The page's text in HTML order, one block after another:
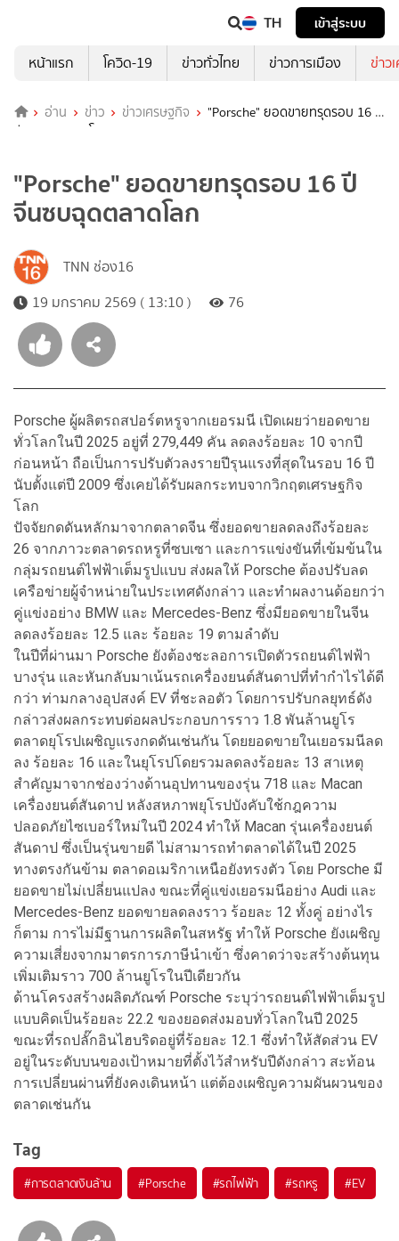
TH
เข้าสู่ระบบ
หน้าแรก
โควิด-19 ข่าวทั่วไทย ข่าวการเมือง ข่าว
อ่าน ข่าว ข่าวเศรษฐกิจ
"Porsche" ยอดขายทรุดรอบ 16 ปี
จีนซบฉุดตลาดโลก
"Porsche" ยอดขายทรุดรอบ 16 ปี
จีนซบฉุดตลาดโลก
TNN ช่อง16
19 มกราคม 2569 ( 13:10 )
76
Porsche ผู้ผลิตรถสปอร์ตหรูจากเยอรมนี เปิดเผยว่ายอดขาย
ทั่วโลกในปี 2025 อยู่ที่ 279,449 คัน ลดลงร้อยละ 10 จากปี
ก่อนหน้า ถือเป็นการปรับตัวลงรายปีรุนแรงที่สุดในรอบ 16 ปี
นับตั้งแต่ปี 2009 ซึ่งเคยได้รับผลกระทบจากวิกฤตเศรษฐกิจ
โลก
ปัจจัยกดดันหลักมาจากตลาดจีน ซึ่งยอดขายลดลงถึงร้อยละ
26 จากภาวะตลาดรถหรูที่ซบเซา และการแข่งขันที่เข้มข้นใน
กลุ่มรถยนต์ไฟฟ้าเต็มรูปแบบ ส่งผลให้ Porsche ต้องปรับลด
เครือข่ายผู้จำหน่ายในประเทศดังกล่าว และทำผลงานด้อยกว่า
คู่แข่งอย่าง BMW และ Mercedes-Benz ซึ่งมียอดขายในจีน
ลดลงร้อยละ 12.5 และ ร้อยละ 19 ตามลำดับ
ในปีที่ผ่านมา Porsche ยังต้องชะลอการเปิดตัวรถยนต์ไฟฟ้า
บางรุ่น และหันกลับมาเน้นรถเครื่องยนต์สันดาปที่ทำกำไรได้ดี
กว่า ท่ามกลางอุปสงค์ EV ที่ชะลอตัว โดยการปรับกลยุทธ์ดัง
กล่าวส่งผลกระทบต่อผลประกอบการราว 1.8 พันล้านยูโร
ตลาดยุโรปเผชิญแรงกดดันเช่นกัน โดยยอดขายในเยอรมนีลด
ลง ร้อยละ 16 และในยุโรปโดยรวมลดลงร้อยละ 13 สาเหตุ
สำคัญมาจากช่องว่างด้านอุปทานของรุ่น 718 และ Macan
เครื่องยนต์สันดาป หลังสหภาพยุโรปบังคับใช้กฎความ
ปลอดภัยไซเบอร์ใหม่ในปี 2024 ทำให้ Macan รุ่นเครื่องยนต์
สันดาป ซึ่งเป็นรุ่นขายดี ไม่สามารถทำตลาดได้ในปี 2025
ทางตรงกันข้าม ตลาดอเมริกาเหนือยังทรงตัว โดย Porsche มี
ยอดขายไม่เปลี่ยนแปลง ขณะที่คู่แข่งเยอรมนีอย่าง Audi และ
Mercedes-Benz ยอดขายลดลงราว ร้อยละ 12 ทั้งคู่ อย่างไร
ก็ตาม การไม่มีฐานการผลิตในสหรัฐ ทำให้ Porsche ยังเผชิญ
ความเสี่ยงจากมาตรการภาษีนำเข้า ซึ่งคาดว่าจะสร้างต้นทุน
เพิ่มเติมราว 700 ล้านยูโรในปีเดียวกัน
ด้านโครงสร้างผลิตภัณฑ์ Porsche ระบุว่ารถยนต์ไฟฟ้าเต็มรูป
แบบคิดเป็นร้อยละ 22.2 ของยอดส่งมอบทั่วโลกในปี 2025
ขณะที่รถปลั๊กอินไฮบริดอยู่ที่ร้อยละ 12.1 ซึ่งทำให้สัดส่วน EV
อยู่ในระดับบนของเป้าหมายที่ตั้งไว้สำหรับปีดังกล่าว สะท้อน
การเปลี่ยนผ่านที่ยังคงเดินหน้า แต่ต้องเผชิญความผันผวนของ
ตลาดเช่นกัน
Tag
#การตลาดเงินล้าน #Porsche #รถไฟฟ้า #รถหรู #EV